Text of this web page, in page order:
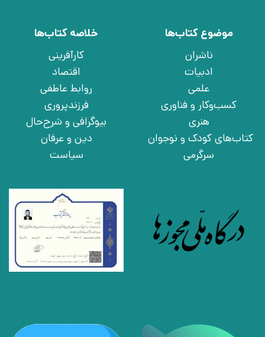
موضوع کتاب‌ها
ناشران
ادبیات
علمی
کسب‌وکار و فناوری
هنری
کتاب‌های کودک و نوجوان
سرگرمی
خلاصه کتاب‌ها
کارآفرینی
اقتصاد
روابط عاطفی
فرزندپروری
بیوگرافی و شرح‌حال
دین و عرفان
سیاست